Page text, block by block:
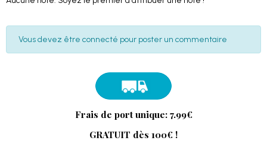
Vous devez être connecté pour poster un commentaire
Frais de port unique: 7.99€
GRATUIT dès 100€ !